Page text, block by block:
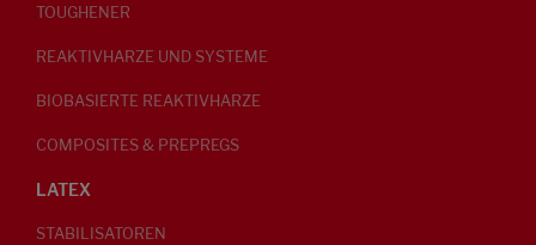
TOUGHENER
REAKTIVHARZE UND SYSTEME
BIOBASIERTE REAKTIVHARZE
COMPOSITES & PREPREGS
LATEX
STABILISATOREN